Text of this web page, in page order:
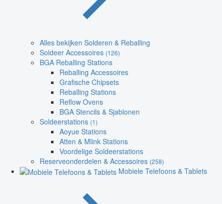
Alles bekijken Solderen & Reballing
Soldeer Accessoires (126)
BGA Reballing Stations
Reballing Accessoires
Grafische Chipsets
Reballing Stations
Reflow Ovens
BGA Stencils & Sjablonen
Soldeerstations (1)
Aoyue Stations
Atten & Mlink Stations
Voordelige Soldeerstations
Reserveonderdelen & Accessoires (258)
Mobiele Telefoons & Tablets